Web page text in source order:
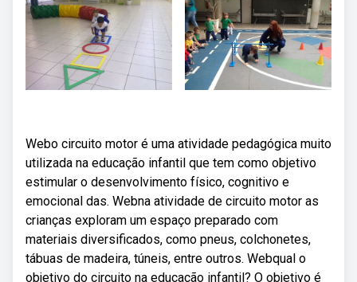
Webo circuito motor é uma atividade pedagógica muito
utilizada na educação infantil que tem como objetivo
estimular o desenvolvimento físico, cognitivo e
emocional das. Webna atividade de circuito motor as
crianças exploram um espaço preparado com
materiais diversificados, como pneus, colchonetes,
tábuas de madeira, túneis, entre outros. Webqual o
objetivo do circuito na educação infantil? O objetivo é